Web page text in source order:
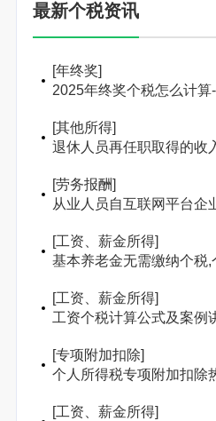
最新个税资讯
[年终奖]
2025年终奖个税怎么计
[其他所得]
退休人员再任职取得的收
[劳务报酬]
从业人员自互联网平台企
[工资、薪金所得]
基本养老金无需缴纳个税
[工资、薪金所得]
工资个税计算公式及案例
[专项附加扣除]
个人所得税专项附加扣除
[工资、薪金所得]